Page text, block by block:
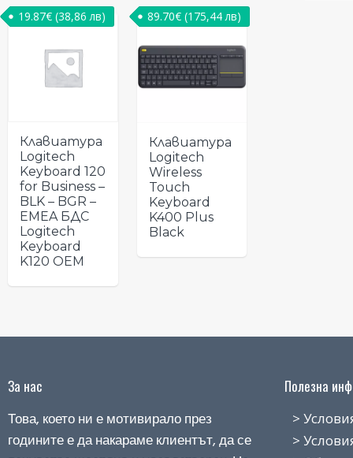
Клавиатура
Logitech
Keyboard 120
for Business –
BLK – BGR –
EMEA БДС
Logitech
Keyboard
K120 OEM
19.87€ (38,86 лв)
Клавиатура
Logitech
Wireless
Touch
Keyboard
K400 Plus
Black
89.70€ (175,44 лв)
За нас
Това, което ни е мотивирало през
годините е да накараме клиентът, да се
Полезна
> Условия
> Условия